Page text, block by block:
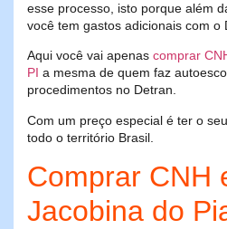
esse processo, isto porque além
você tem gastos adicionais com o
Aqui você vai apenas comprar
PI a mesma de quem faz
procedimentos no Detran.
Com um preço especial é ter o
todo o território Brasil.
Comprar CNH
Jacobina do